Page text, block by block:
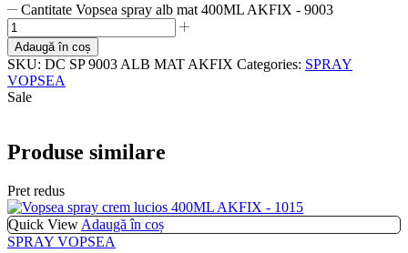
Cantitate Vopsea spray alb mat 400ML AKFIX - 9003
Adaugă în coș
SKU: DC SP 9003 ALB MAT AKFIX Categories: SPRAY
VOPSEA
Sale
Produse similare
Pret redus
Quick View Adaugă în coș
SPRAY VOPSEA